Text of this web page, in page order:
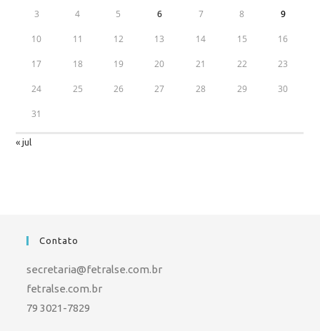
3 4 5 6 7 8 9
10 11 12 13 14 15 16
17 18 19 20 21 22 23
24 25 26 27 28 29 30
31
« jul
Contato
secretaria@fetralse.com.br
fetralse.com.br
79 3021-7829